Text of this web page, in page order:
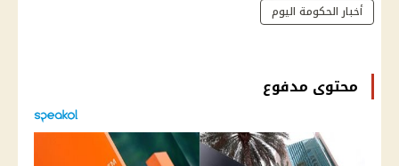
أخبار الحكومة اليوم
محتوى مدفوع